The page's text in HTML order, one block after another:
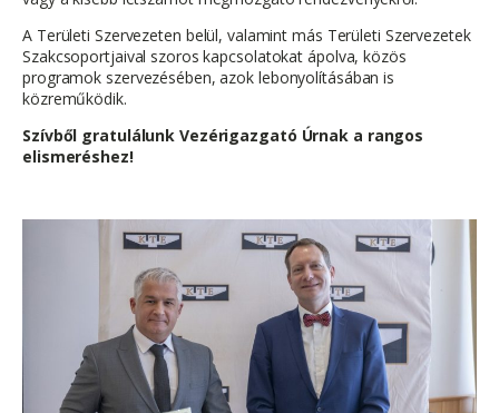
A Területi Szervezeten belül, valamint más Területi Szervezetek
Szakcsoportjaival szoros kapcsolatokat ápolva, közös
programok szervezésében, azok lebonyolításában is
közreműködik.
Szívből gratulálunk Vezérigazgató Úrnak a rangos
elismeréshez!